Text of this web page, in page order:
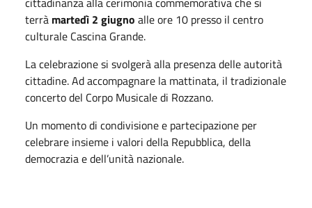
terrà martedì 2 giugno alle ore 10 presso il centro
culturale Cascina Grande.
La celebrazione si svolgerà alla presenza delle autorità
cittadine. Ad accompagnare la mattinata, il tradizionale
concerto del Corpo Musicale di Rozzano.
Un momento di condivisione e partecipazione per
celebrare insieme i valori della Repubblica, della
democrazia e dell’unità nazionale.